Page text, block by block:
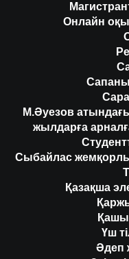
Онлайн
М.Әуезов
жылдарға
Сыбайлас
Қазақша
Үш
Әдеп